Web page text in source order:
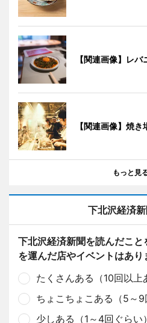
【関連画像】レ
【関連画像】焼き
もっと見
下北沢経済
下北沢経済新聞を読んだこ
を運んだ店やイベントはあり
たくさんある（10回以上
ちょこちょこある（5～9
少しある（1～4回ぐらい）